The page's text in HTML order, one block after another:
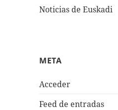
Noticias de Euskadi
META
Acceder
Feed de entradas